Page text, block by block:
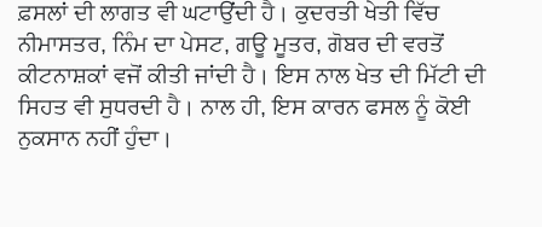
ਫ਼ਸਲਾਂ ਦੀ ਲਾਗਤ ਵੀ ਘਟਾਉਂਦੀ ਹੈ। ਕੁਦਰਤੀ ਖੇਤੀ ਵਿੱਚ
ਨੀਮਾਸਤਰ, ਨਿੰਮ ਦਾ ਪੇਸਟ, ਗਊ ਮੂਤਰ, ਗੋਬਰ ਦੀ ਵਰਤੋਂ
ਕੀਟਨਾਸ਼ਕਾਂ ਵਜੋਂ ਕੀਤੀ ਜਾਂਦੀ ਹੈ। ਇਸ ਨਾਲ ਖੇਤ ਦੀ ਮਿੱਟੀ ਦੀ
ਸਿਹਤ ਵੀ ਸੁਧਰਦੀ ਹੈ। ਨਾਲ ਹੀ, ਇਸ ਕਾਰਨ ਫਸਲ ਨੂੰ ਕੋਈ
ਨੁਕਸਾਨ ਨਹੀਂ ਹੁੰਦਾ।